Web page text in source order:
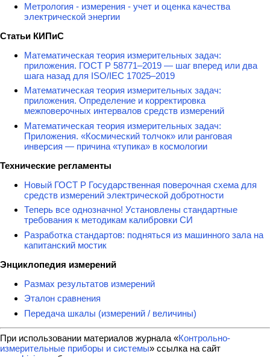
Метрология - измерения - учет и оценка качества
электрической энергии
Статьи КИПиС
Математическая теория измерительных задач:
приложения. ГОСТ Р 58771–2019 — шаг вперед или два
шага назад для ISO/IEC 17025–2019
Математическая теория измерительных задач:
приложения. Определение и корректировка
межповерочных интервалов средств измерений
Математическая теория измерительных задач:
Приложения. «Космический толчок» или ранговая
инверсия — причина «тупика» в космологии
Технические регламенты
Новый ГОСТ Р Государственная поверочная схема для
средств измерений электрической добротности
Теперь все однозначно! Установлены стандартные
требования к методикам калибровки СИ
Разработка стандартов: подняться из машинного зала на
капитанский мостик
Энциклопедия измерений
Размах результатов измерений
Эталон сравнения
Передача шкалы (измерений / величины)
При использовании материалов журнала «Контрольно-
измерительные приборы и системы» ссылка на сайт